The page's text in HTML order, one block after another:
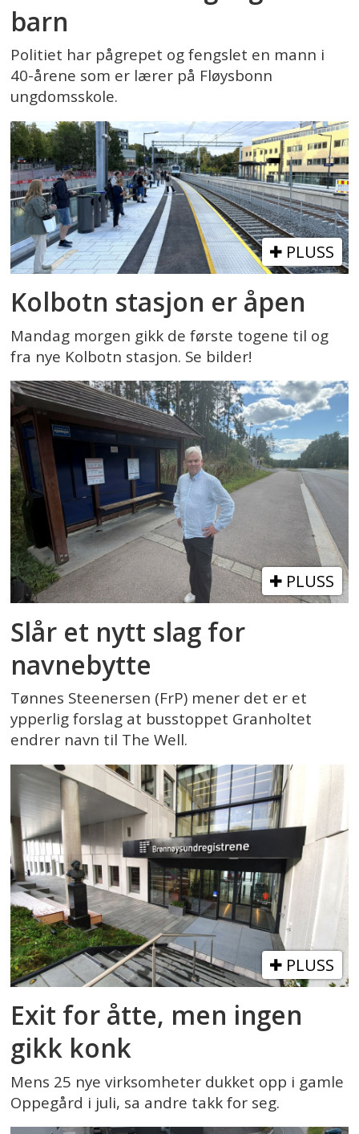
barn
Politiet har pågrepet og fengslet en mann i
40-årene som er lærer på Fløysbonn
ungdomsskole.
PLUSS
Kolbotn stasjon er åpen
Mandag morgen gikk de første togene til og
fra nye Kolbotn stasjon. Se bilder!
PLUSS
Slår et nytt slag for
navnebytte
Tønnes Steenersen (FrP) mener det er et
ypperlig forslag at busstoppet Granholtet
endrer navn til The Well.
PLUSS
Exit for åtte, men ingen
gikk konk
Mens 25 nye virksomheter dukket opp i gamle
Oppegård i juli, sa andre takk for seg.